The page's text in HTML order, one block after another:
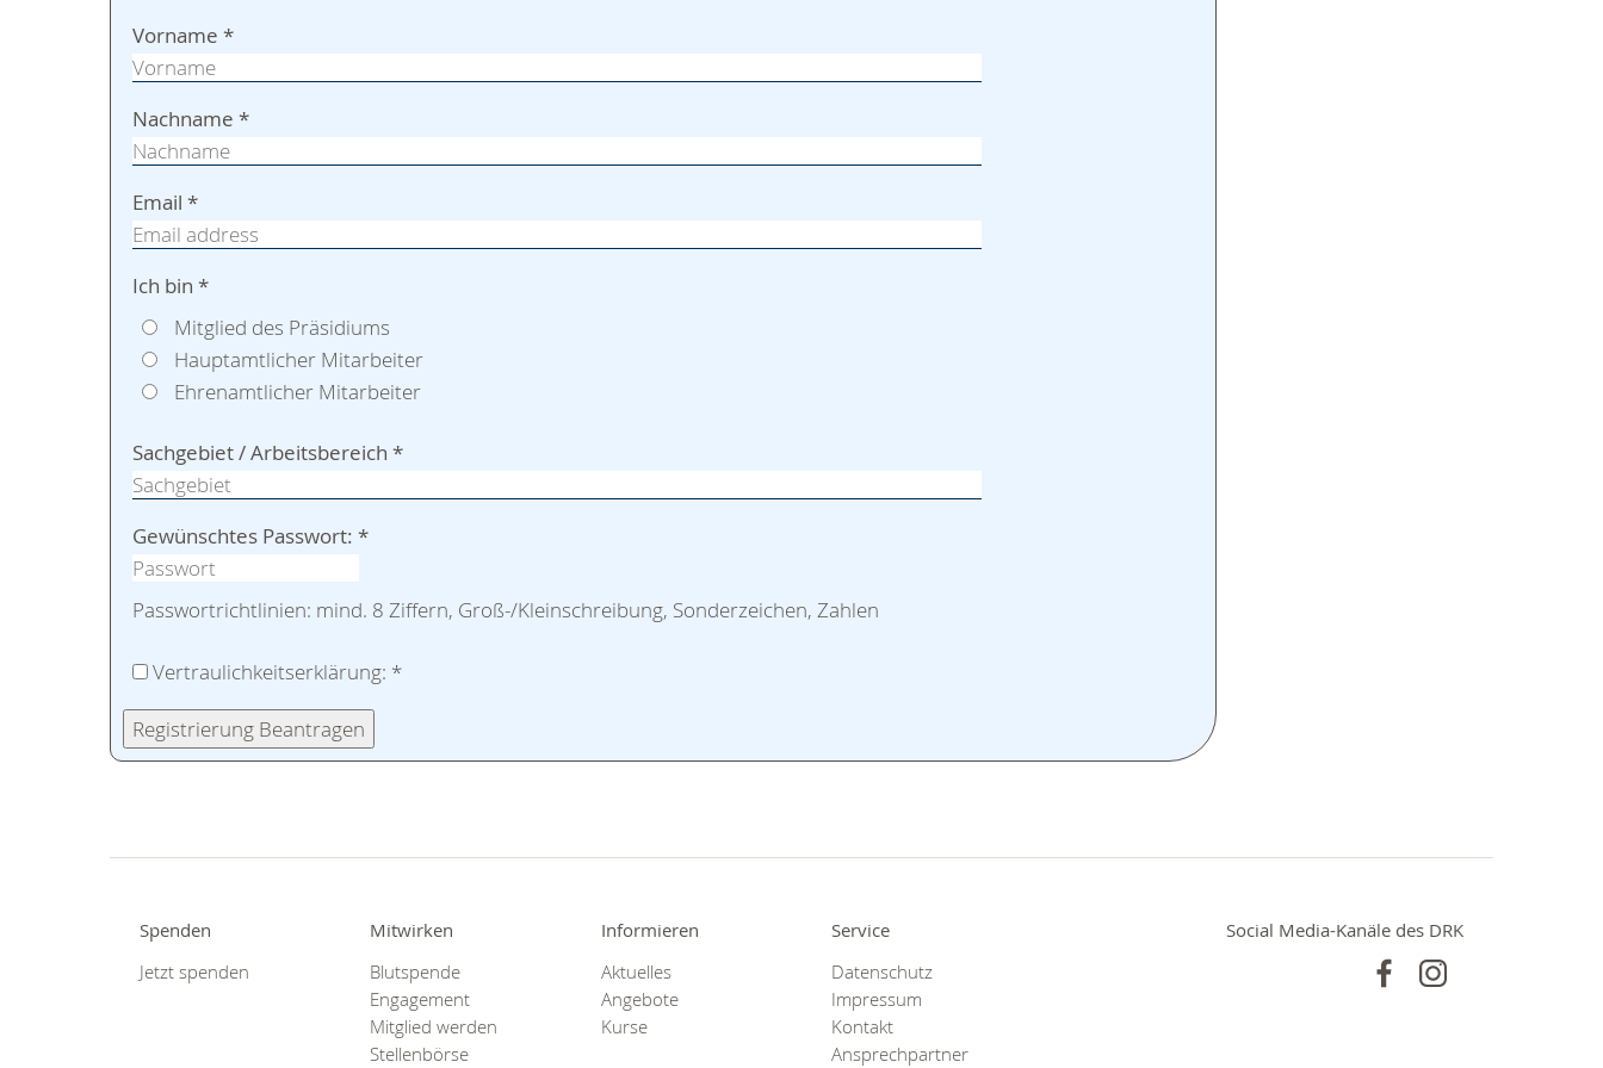
Vorname *
Nachname *
Email *
Ich bin *
Mitglied des Präsidiums
Hauptamtlicher Mitarbeiter
Ehrenamtlicher Mitarbeiter
Sachgebiet / Arbeitsbereich *
Gewünschtes Passwort: *
Passwortrichtlinien: mind. 8 Ziffern, Groß-/Kleinschreibung, Sonderzeichen, Zahlen
Vertraulichkeitserklärung: *
Registrierung Beantragen
Spenden
Jetzt spenden
Mitwirken
Blutspende
Engagement
Mitglied werden
Stellenbörse
Informieren
Aktuelles
Angebote
Kurse
Service
Datenschutz
Impressum
Kontakt
Ansprechpartner
Social Media-Kanäle des DRK